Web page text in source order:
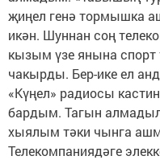
җиңел генә тормышка
икән. Шуннан соң
кызым үзе янына спорт
чакырды. Бер-ике ел
«Күңел» радиосы
бардым. Тагын
хыялым тәки чынга
Телекомпаниядәге